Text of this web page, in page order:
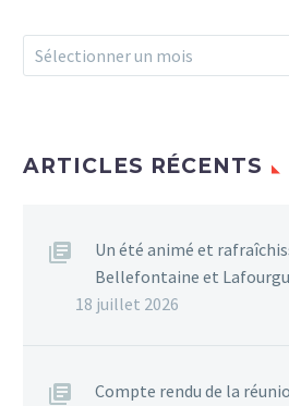
Archives
Sélectionner un mois
ARTICLES RÉCENTS
Un été animé et
Bellefontaine et
18 juillet 2026
Compte rendu de la